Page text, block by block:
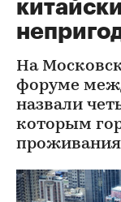
На
форуме
назвали
которым
проживания